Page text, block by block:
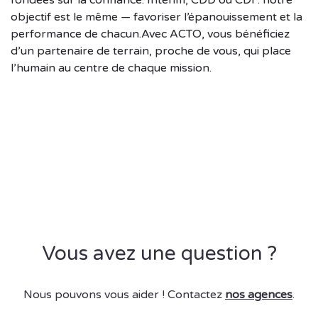
objectif est le même — favoriser l’épanouissement et la
performance de chacun.Avec ACTO, vous bénéficiez
d’un partenaire de terrain, proche de vous, qui place
l’humain au centre de chaque mission.
Vous avez une question ?
Nous pouvons vous aider ! Contactez nos agences.